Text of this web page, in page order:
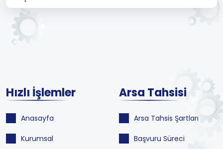
Hızlı İşlemler
Anasayfa
Kurumsal
Arsa Tahsisi
Arsa Tahsis Şartları
Başvuru Süreci